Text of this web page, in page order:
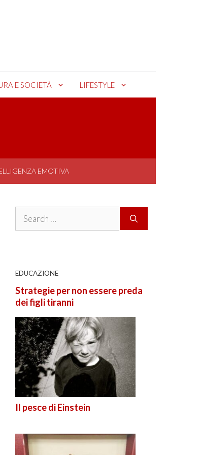
E SOCIETÀ LIFESTYLE
EMOTIVA
Search
EDUCAZIONE
Strategie per non essere preda
dei figli tiranni
Il pesce di Einstein